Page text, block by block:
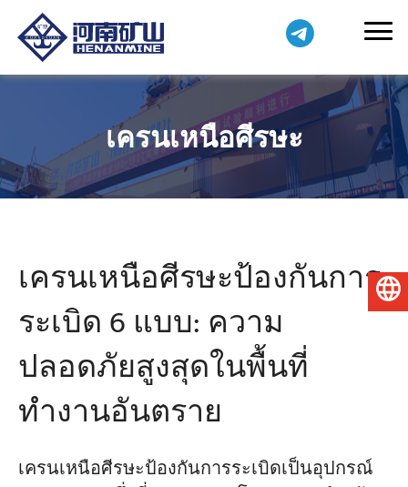
เครนเหนือศีรษะ
เครนเหนือศีรษะป้องกันการ
ระเบิด 6 แบบ: ความ
ปลอดภัยสูงสุดในพื้นที่
ทำงานอันตราย
เครนเหนือศีรษะป้องกันการระเบิดเป็นอุปกรณ์
ไทย